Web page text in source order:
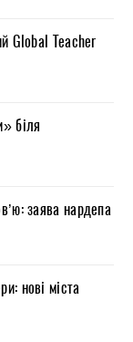
Global Teacher
біля
заява нардепа
нові міста